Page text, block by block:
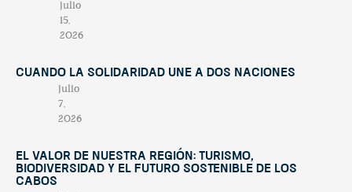
julio
15,
2026
Cuando la solidaridad une a dos naciones
julio
7,
2026
El valor de nuestra región: turismo,
biodiversidad y el futuro sostenible de Los
Cabos